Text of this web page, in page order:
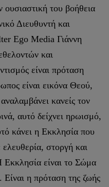
ουσιαστική του βοήθεια
Διευθυντή και
Ego Media Γιάννη
και
είναι πρόταση
είναι εικόνα Θεού,
κανείς τον
αυτό δείχνει ηρωισμό,
κάνει η Εκκλησία που
στοργή και
Εκκλησία είναι το Σώμα
η πρόταση της ζωής